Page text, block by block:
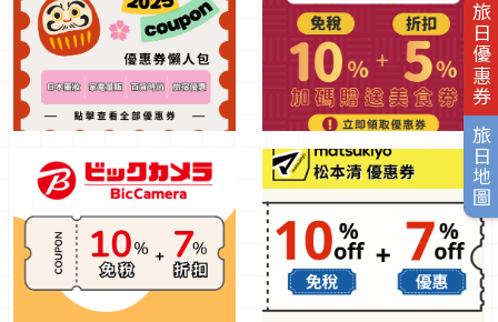
旅日優惠券
旅日地圖